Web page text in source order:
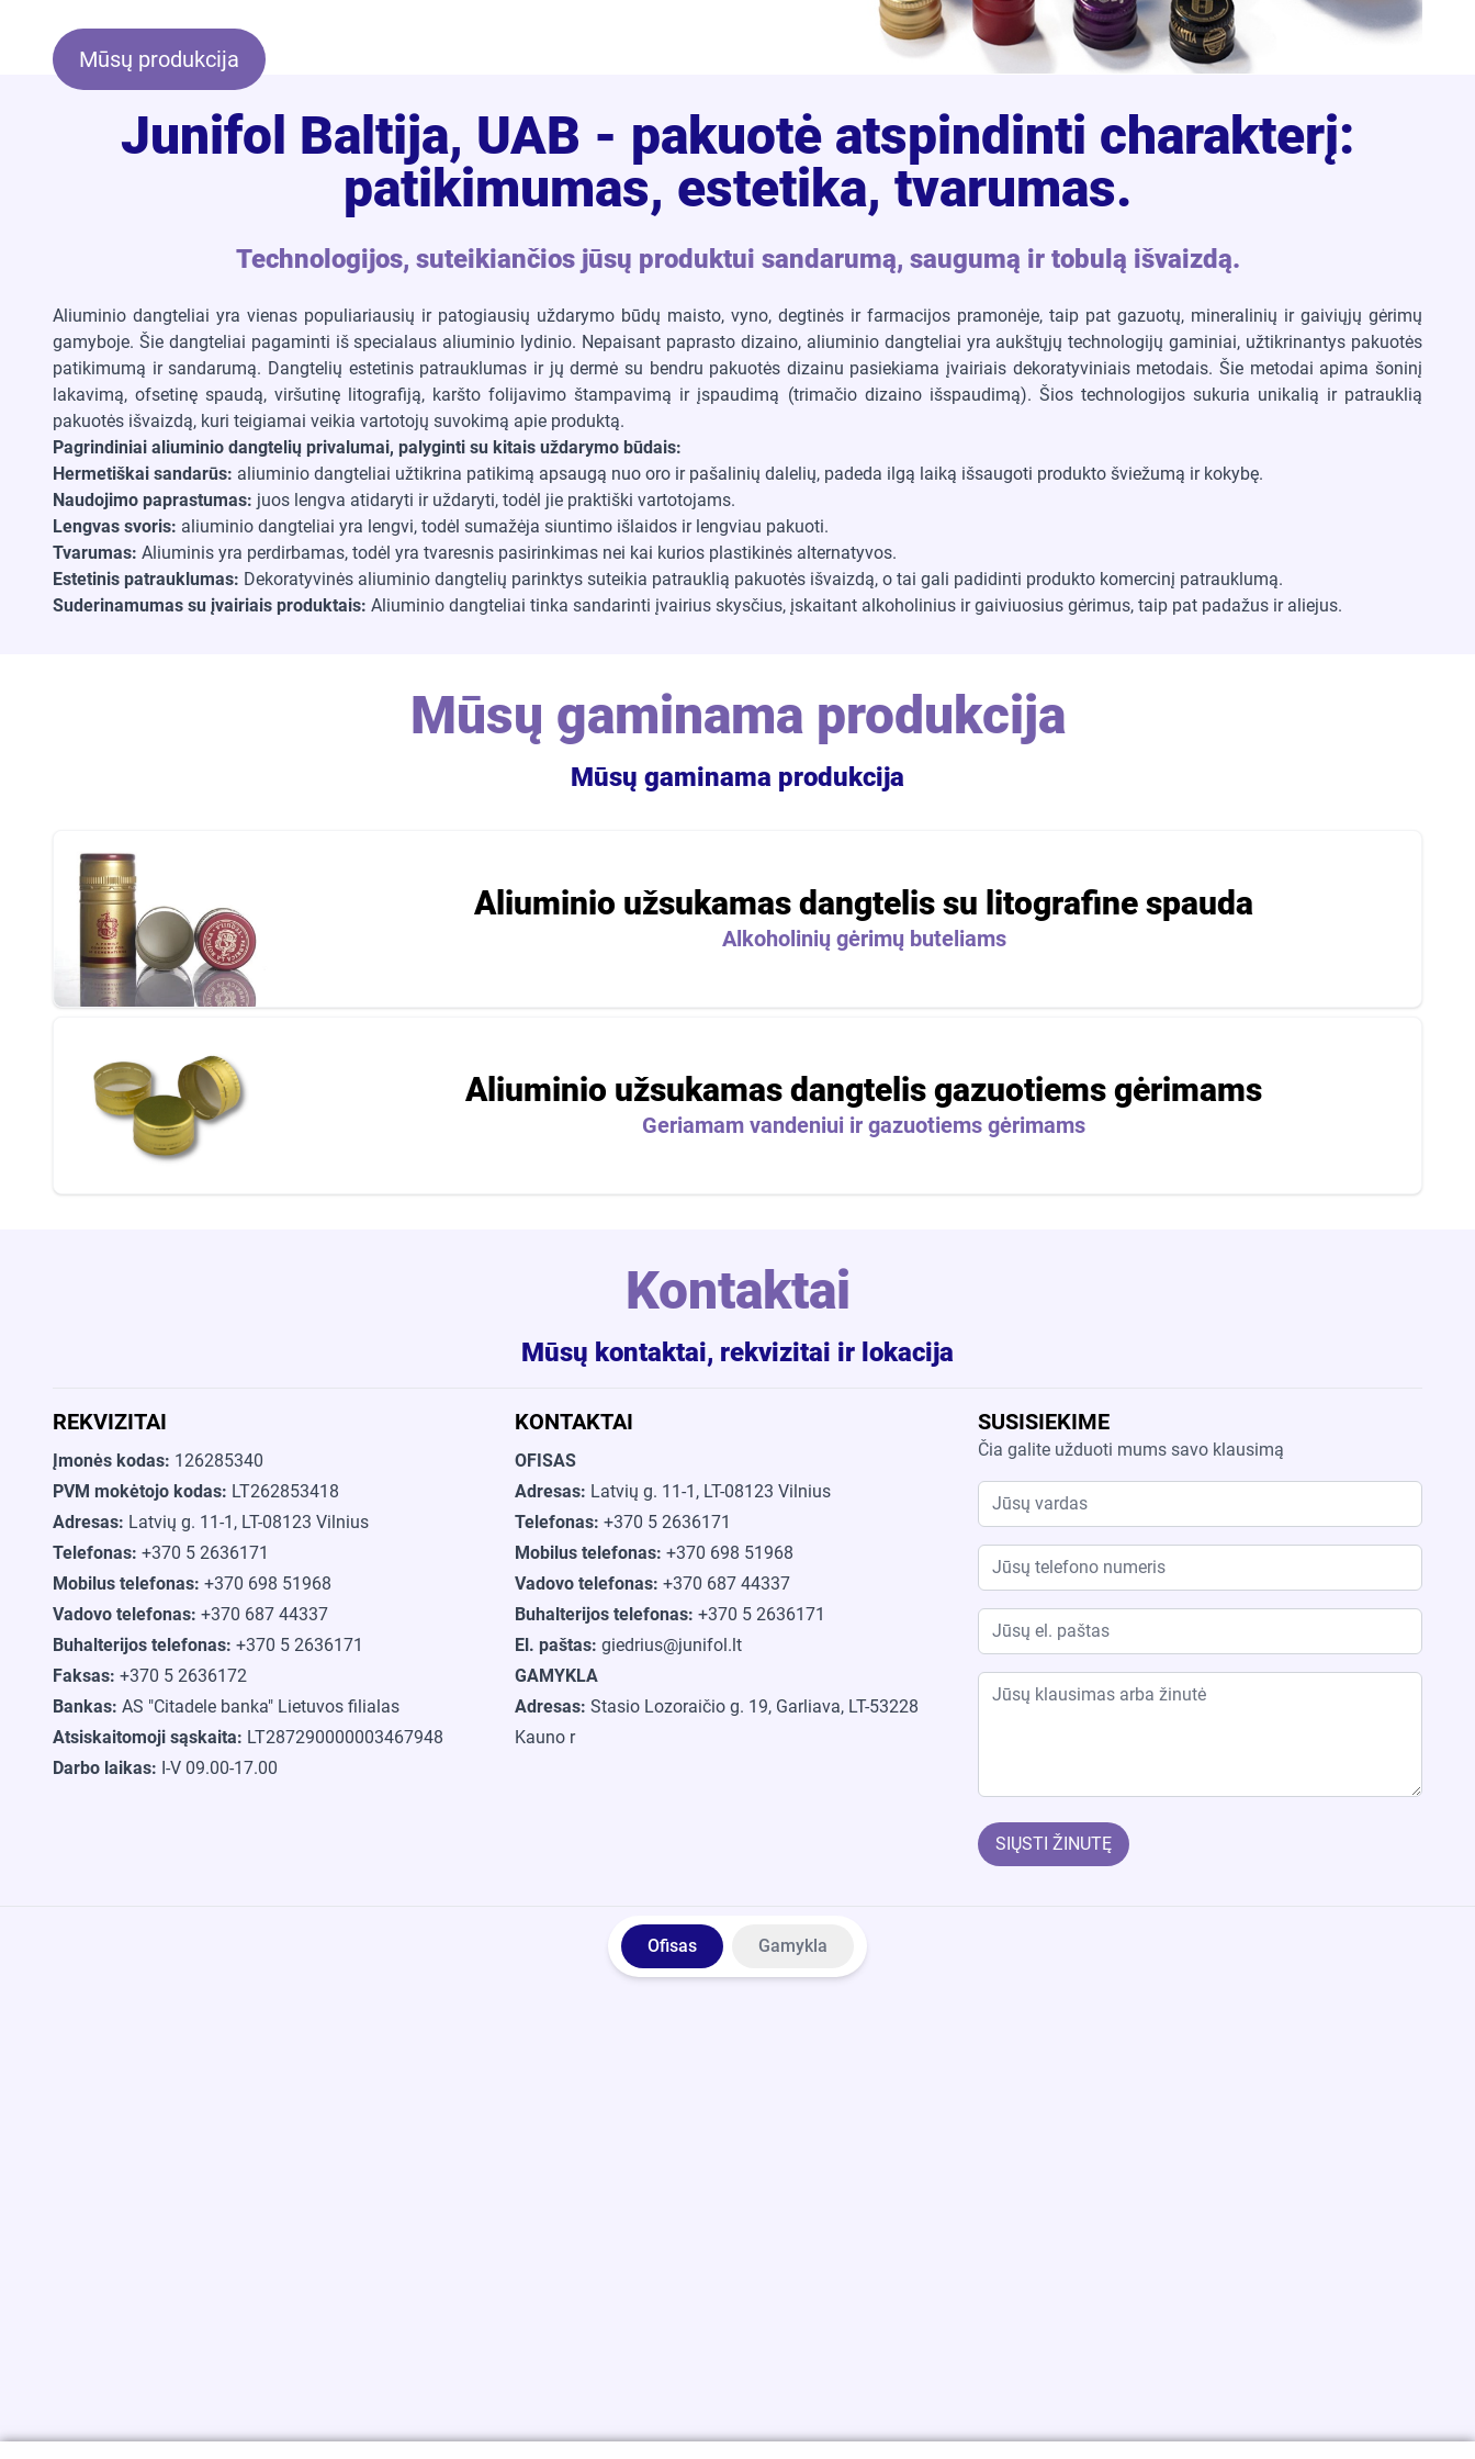
Mūsų produkcija
Junifol Baltija, UAB - pakuotė atspindinti charakterį:
patikimumas, estetika, tvarumas.
Technologijos, suteikiančios jūsų produktui sandarumą, saugumą ir tobulą išvaizdą.
Aliuminio dangteliai yra vienas populiariausių ir patogiausių uždarymo būdų maisto, vyno, degtinės ir farmacijos pramonėje, taip pat gazuotų, mineralinių ir gaiviųjų gėrimų
gamyboje. Šie dangteliai pagaminti iš specialaus aliuminio lydinio. Nepaisant paprasto dizaino, aliuminio dangteliai yra aukštųjų technologijų gaminiai, užtikrinantys pakuotės
patikimumą ir sandarumą. Dangtelių estetinis patrauklumas ir jų dermė su bendru pakuotės dizainu pasiekiama įvairiais dekoratyviniais metodais. Šie metodai apima šoninį
lakavimą, ofsetinę spaudą, viršutinę litografiją, karšto folijavimo štampavimą ir įspaudimą (trimačio dizaino išspaudimą). Šios technologijos sukuria unikalią ir patrauklią
pakuotės išvaizdą, kuri teigiamai veikia vartotojų suvokimą apie produktą.
Pagrindiniai aliuminio dangtelių privalumai, palyginti su kitais uždarymo būdais:
Hermetiškai sandarūs: aliuminio dangteliai užtikrina patikimą apsaugą nuo oro ir pašalinių dalelių, padeda ilgą laiką išsaugoti produkto šviežumą ir kokybę.
Naudojimo paprastumas: juos lengva atidaryti ir uždaryti, todėl jie praktiški vartotojams.
Lengvas svoris: aliuminio dangteliai yra lengvi, todėl sumažėja siuntimo išlaidos ir lengviau pakuoti.
Tvarumas: Aliuminis yra perdirbamas, todėl yra tvaresnis pasirinkimas nei kai kurios plastikinės alternatyvos.
Estetinis patrauklumas: Dekoratyvinės aliuminio dangtelių parinktys suteikia patrauklią pakuotės išvaizdą, o tai gali padidinti produkto komercinį patrauklumą.
Suderinamumas su įvairiais produktais: Aliuminio dangteliai tinka sandarinti įvairius skysčius, įskaitant alkoholinius ir gaiviuosius gėrimus, taip pat padažus ir aliejus.
Mūsų gaminama produkcija
Mūsų gaminama produkcija
Aliuminio užsukamas dangtelis su litografine spauda
Alkoholinių gėrimų buteliams
Aliuminio užsukamas dangtelis gazuotiems gėrimams
Geriamam vandeniui ir gazuotiems gėrimams
Kontaktai
Mūsų kontaktai, rekvizitai ir lokacija
REKVIZITAI
Įmonės kodas: 126285340
PVM mokėtojo kodas: LT262853418
Adresas: Latvių g. 11-1, LT-08123 Vilnius
Telefonas: +370 5 2636171
Mobilus telefonas: +370 698 51968
Vadovo telefonas: +370 687 44337
Buhalterijos telefonas: +370 5 2636171
Faksas: +370 5 2636172
Bankas: AS "Citadele banka" Lietuvos filialas
Atsiskaitomoji sąskaita: LT287290000003467948
Darbo laikas: I-V 09.00-17.00
KONTAKTAI
OFISAS
Adresas: Latvių g. 11-1, LT-08123 Vilnius
Telefonas: +370 5 2636171
Mobilus telefonas: +370 698 51968
Vadovo telefonas: +370 687 44337
Buhalterijos telefonas: +370 5 2636171
El. paštas: giedrius@junifol.lt
GAMYKLA
Adresas: Stasio Lozoraičio g. 19, Garliava, LT-53228
Kauno r
SUSISIEKIME
Čia galite užduoti mums savo klausimą
SIŲSTI ŽINUTĘ
Ofisas Gamykla